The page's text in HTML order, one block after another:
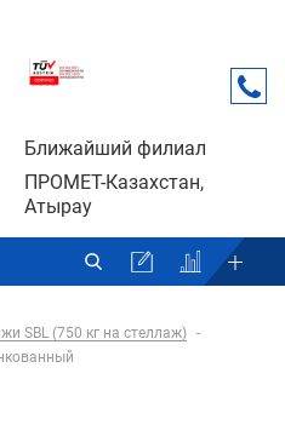
Ближайший филиал
ПРОМЕТ-Казахстан,
Атырау
SBL (750 кг на стеллаж)